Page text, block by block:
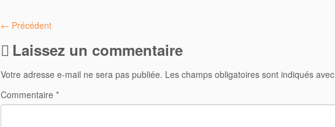
← Précédent
Laissez un commentaire
Votre adresse e-mail ne sera pas publiée. Les champs obligatoires sont indiqués avec
Commentaire *